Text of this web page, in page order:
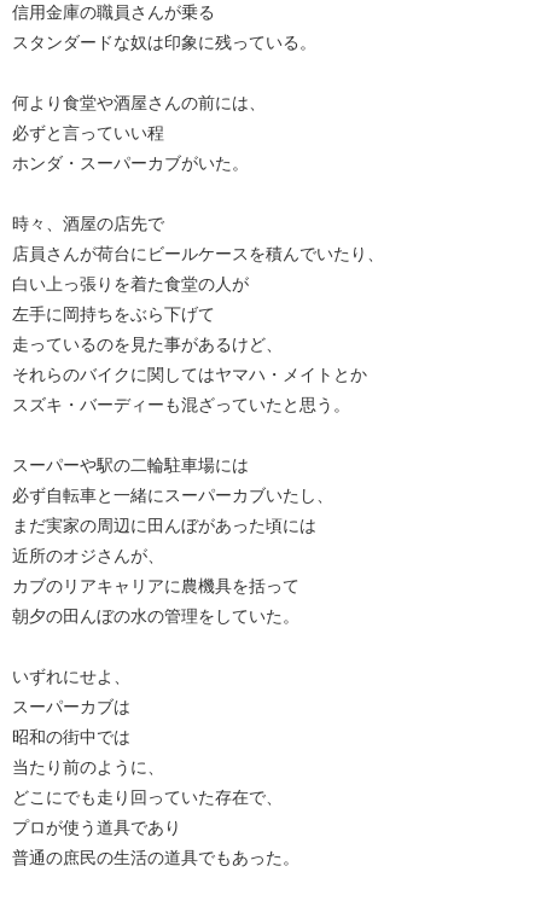
信用金庫の職員さんが乗る
スタンダードな奴は印象に残っている。
何より食堂や酒屋さんの前には、
必ずと言っていい程
ホンダ・スーパーカブがいた。
時々、酒屋の店先で
店員さんが荷台にビールケースを積んでいたり、
白い上っ張りを着た食堂の人が
左手に岡持ちをぶら下げて
走っているのを見た事があるけど、
それらのバイクに関してはヤマハ・メイトとか
スズキ・バーディーも混ざっていたと思う。
スーパーや駅の二輪駐車場には
必ず自転車と一緒にスーパーカブいたし、
まだ実家の周辺に田んぼがあった頃には
近所のオジさんが、
カブのリアキャリアに農機具を括って
朝夕の田んぼの水の管理をしていた。
いずれにせよ、
スーパーカブは
昭和の街中では
当たり前のように、
どこにでも走り回っていた存在で、
プロが使う道具であり
普通の庶民の生活の道具でもあった。